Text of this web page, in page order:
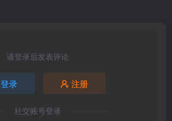
请登录后发表评论
登录 注册
社交账号登录